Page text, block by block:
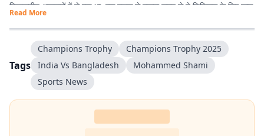
विश्वसनीय अखबारों में से एक था. एक दशक से ज्यादा समय से ये डिजिटल के लिए काम
कर रहे हैं. झारखंड की खबरों के अलावा, समसामयिक विषयों के बारे में भी लिखने में रुचि
रखते हैं. विज्ञान और आधुनिक चिकित्सा के बारे में देखना, पढ़ना और नई जानकारियां
प्राप्त करना इन्हें पसंद है.
Read More
Tags
Champions Trophy
Champions Trophy 2025
India Vs Bangladesh
Mohammed Shami
Sports News